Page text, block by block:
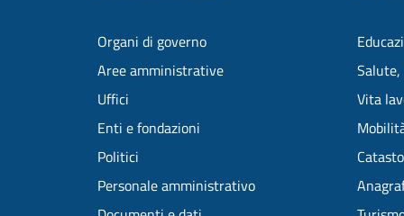
Organi di governo
Aree amministrative
Uffici
Enti e fondazioni
Politici
Personale amministrativo
Salute,
Vita